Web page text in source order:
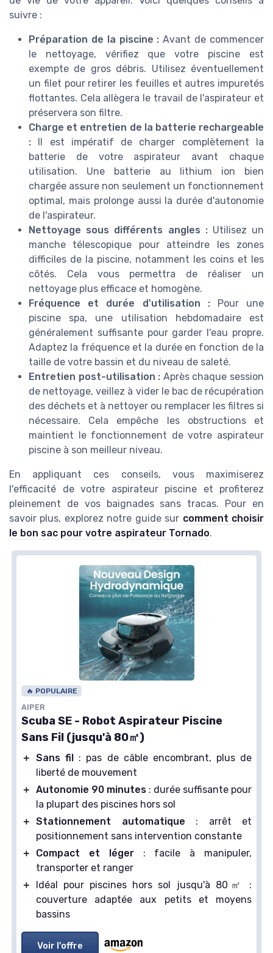
suivre :
Préparation de la piscine : Avant de commencer
le nettoyage, vérifiez que votre piscine est
exempte de gros débris. Utilisez éventuellement
un filet pour retirer les feuilles et autres impuretés
flottantes. Cela allègera le travail de l'aspirateur et
préservera son filtre.
Charge et entretien de la batterie rechargeable
: Il est impératif de charger complètement la
batterie de votre aspirateur avant chaque
utilisation. Une batterie au lithium ion bien
chargée assure non seulement un fonctionnement
optimal, mais prolonge aussi la durée d'autonomie
de l'aspirateur.
Nettoyage sous différents angles :Utilisez un
manche télescopique pour atteindre les zones
difficiles de la piscine, notamment les coins et les
côtés. Cela vous permettra de réaliser un
nettoyage plus efficace et homogène.
Fréquence et durée d'utilisation :Pour une
piscine spa, une utilisation hebdomadaire est
généralement suffisante pour garder l'eau propre.
Adaptez la fréquence et la durée en fonction de la
taille de votre bassin et du niveau de saleté.
Entretien post-utilisation : Après chaque session
de nettoyage, veillez à vider le bac de récupération
des déchets et à nettoyer ou remplacer les filtres si
nécessaire. Cela empêche les obstructions et
maintient le fonctionnement de votre aspirateur
piscine à son meilleur niveau.
En appliquant ces conseils, vous maximiserez
l'efficacité de votre aspirateur piscine et profiterez
pleinement de vos baignades sans tracas. Pour en
savoir plus, explorez notre guide sur comment choisir
le bon sac pour votre aspirateur Tornado.
🔥 POPULAIRE
AIPER
Scuba SE - Robot Aspirateur Piscine
Sans Fil (jusqu'à 80㎡)
＋ Sans fil : pas de câble encombrant, plus de
liberté de mouvement
＋ Autonomie 90 minutes : durée suffisante pour
la plupart des piscines hors sol
＋ Stationnement automatique : arrêt et
positionnement sans intervention constante
＋
Compact et léger: facile à manipuler,
transporter et ranger
＋
Idéal pour piscines hors sol jusqu'à 80㎡ :
couverture adaptée aux petits et moyens
bassins
Voir l'offre
GOSVOR
Robot Piscine sans Fil
＋ Autonomie de 90 Minutes
＋
Nettoyage Automatique
＋
Fonction de stationnement Automatique
＋ Compact
＋ Idéal pour 80㎡
Voir l'offre
🔥 POPULAIRE
AIPER
Scuba SE - Robot Aspirateur Piscine
Sans Fil (jusqu'à 80㎡)
: pas de câble encombrant, plus de
＋ Autonomie 90 minutes : durée suffisante
pour la plupart des piscines hors sol
＋ Stationnement automatique : arrêt et
positionnement sans intervention
constante
＋ Compact et léger: facile à manipuler,
transporter et ranger
Idéal pour piscines hors sol jusqu'à 80㎡ :
couverture adaptée aux petits et moyens
Voir l'offre